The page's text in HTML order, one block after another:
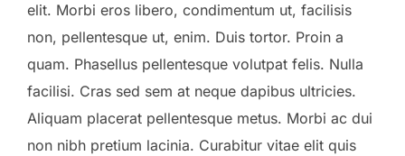
elit. Morbi eros libero, condimentum ut, facilisis
non, pellentesque ut, enim. Duis tortor. Proin a
quam. Phasellus pellentesque volutpat felis. Nulla
facilisi. Cras sed sem at neque dapibus ultricies.
Aliquam placerat pellentesque metus. Morbi ac dui
non nibh pretium lacinia. Curabitur vitae elit quis